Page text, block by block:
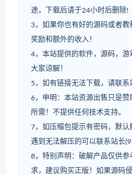
途，下载后请于24小时后删除!
3，如果你也有好的源码或者
奖励和额外的收入！
4，本站提供的软件，源码，
大家谅解！
5，如有链接无法下载，请联系
6，申明：本站资源出售只是
所需！不提供任何技术支持。
7，如压缩包提示有密码，默认
遇到无法解压的可以联系站长
8，特别声明：破解产品仅供
求，建议购买正版！如果源码